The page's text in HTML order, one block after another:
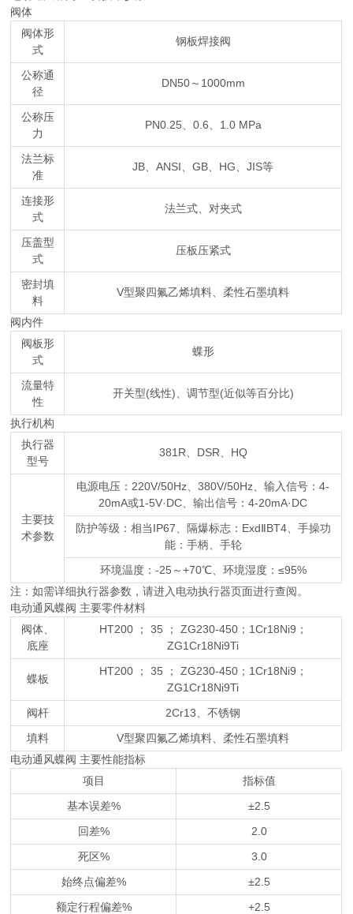
阀体
阀体形
式
钢板焊接阀
公称通
径
DN50～1000mm
公称压
力
PN0.25、0.6、1.0 MPa
法兰标
准
JB、ANSI、GB、HG、JIS等
连接形
式
法兰式、对夹式
压盖型
式
压板压紧式
密封填
料
V型聚四氟乙烯填料、柔性石墨填料
阀内件
阀板形
式
蝶形
流量特
性
开关型(线性)、调节型(近似等百分比)
执行机构
执行器
型号
381R、DSR、HQ
主要技
术参数
电源电压：220V/50Hz、380V/50Hz、输入信号：4-
20mA或1-5V·DC、输出信号：4-20mA·DC
防护等级：相当IP67、隔爆标志：ExdⅡBT4、手操功
能：手柄、手轮
环境温度：-25～+70℃、环境湿度：≤95%
注：如需详细执行器参数，请进入电动执行器页面进行查阅。
电动通风蝶阀 主要零件材料
阀体、
底座
HT200 ； 35 ； ZG230-450；1Cr18Ni9；
ZG1Cr18Ni9Ti
蝶板
HT200 ； 35 ； ZG230-450；1Cr18Ni9；
ZG1Cr18Ni9Ti
阀杆
2Cr13、不锈钢
填料
V型聚四氟乙烯填料、柔性石墨填料
电动通风蝶阀 主要性能指标
项目
指标值
基本误差%
±2.5
回差%
2.0
死区%
3.0
始终点偏差%
±2.5
额定行程偏差%
+2.5